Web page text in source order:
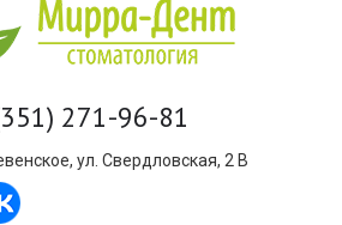
271-96-81
ул. Свердловская, 2 В